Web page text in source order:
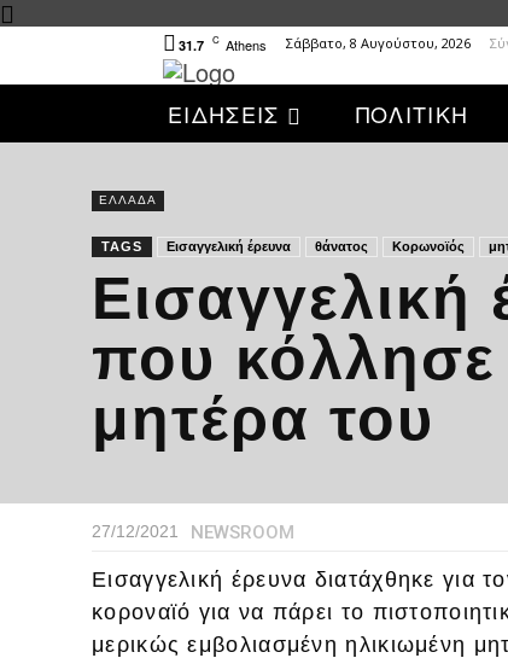
31.7 C Athens Σάββατο, 8 Αυγούστου, 2026
ΕΙΔΗΣΕΙΣ ΠΟΛΙΤΙΚΗ
ΕΛΛΑΔΑ
TAGS Εισαγγελική έρευνα θάνατος Κορωνοϊός
Εισαγγελική
που κόλλησε
μητέρα του
27/12/2021 NEWSROOM
Εισαγγελική έρευνα διατάχθηκε για
κορoναϊό για να πάρει το
μερικώς εμβολιασμένη ηλικιωμένη